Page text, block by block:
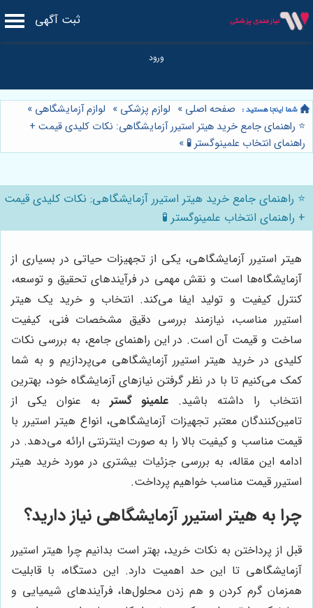
ثبت آگهی
صفحه اصلی » لوازم پزشکی » لوازم آزمایشگاهی »
⭐️ راهنمای جامع خرید هیتر استیرر آزمایشگاهی: نکات کلیدی قیمت +
راهنمای انتخاب علمینوگستر 🧪 »
⭐️ راهنمای جامع خرید هیتر استیرر آزمایشگاهی: نکات کلیدی قیمت
+ راهنمای انتخاب علمینوگستر 🧪
هیتر استیرر آزمایشگاهی، یکی از تجهیزات حیاتی در بسیاری از
آزمایشگاه‌ها است و نقش مهمی در فرآیندهای تحقیق و توسعه،
کنترل کیفیت و تولید ایفا می‌کند. انتخاب و خرید یک هیتر
استیرر مناسب، نیازمند بررسی دقیق مشخصات فنی، کیفیت
ساخت و قیمت آن است. در این راهنمای جامع، به بررسی نکات
کلیدی در خرید هیتر استیرر آزمایشگاهی می‌پردازیم و به شما
کمک می‌کنیم تا با در نظر گرفتن نیازهای آزمایشگاه خود، بهترین
انتخاب را داشته باشید. علمینو گستر به عنوان یکی از
تامین‌کنندگان معتبر تجهیزات آزمایشگاهی، انواع هیتر استیرر با
قیمت مناسب و کیفیت بالا را به صورت اینترنتی ارائه می‌دهد. در
ادامه این مقاله، به بررسی جزئیات بیشتری در مورد خرید هیتر
استیرر قیمت مناسب خواهیم پرداخت.
چرا به هیتر استیرر آزمایشگاهی نیاز دارید؟
قبل از پرداختن به نکات خرید، بهتر است بدانیم چرا هیتر استیرر
آزمایشگاهی تا این حد اهمیت دارد. این دستگاه، با قابلیت
همزمان گرم کردن و هم زدن محلول‌ها، فرآیندهای شیمیایی و